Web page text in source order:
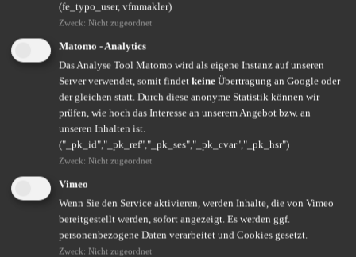
Dieter Oberbauer
Inhaber
08639 5991
08639 6304
dieter@oberbauer-vfm.de
www.oberbauer-vfm.de
(fe_typo_user, vfmmakler)
Zweck: Nicht zugeordnet
Matomo - Analytics
Das Analyse Tool Matomo wird als eigene Instanz auf unseren
Server verwendet, somit findet keine Übertragung an Google oder
der gleichen statt. Durch diese anonyme Statistik können wir
prüfen, wie hoch das Interesse an unserem Angebot bzw. an
unseren Inhalten ist.
("_pk_id","_pk_ref","_pk_ses","_pk_cvar","_pk_hsr")
Zweck: Nicht zugeordnet
Vimeo
Wenn Sie den Service aktivieren, werden Inhalte, die von Vimeo
bereitgestellt werden, sofort angezeigt. Es werden ggf.
personenbezogene Daten verarbeitet und Cookies gesetzt.
Zweck: Nicht zugeordnet